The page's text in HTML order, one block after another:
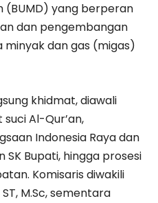
(BUMD) yang berperan
dan pengembangan
minyak dan gas (migas)
khidmat, diawali
Al-Qur’an,
Indonesia Raya dan
Bupati, hingga prosesi
Komisaris diwakili
M.Sc, sementara